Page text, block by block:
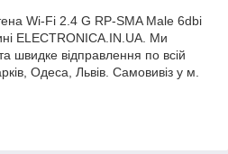
Wi-Fi 2.4 G RP-SMA Male 6dbi
ELECTRONICA.IN.UA. Ми
швидке відправлення по всій
Одеса, Львів. Самовивіз у м.